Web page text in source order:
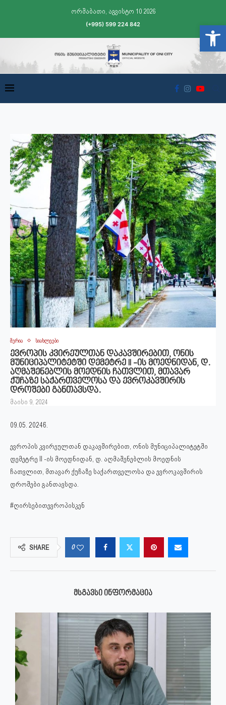
ორშაბათი, აგვისტო 10 2026
(+995) 599 224 842
მერია სიახლეები
ევროპის კვირეულთან დაკავშირებით, ონის
მუნიციპალიტეტში დემეტრე II -ის მოედნიდან, დ.
აღმაშენებლის მოედნის ჩათვლით, მთავარ
ქუჩაზე საქართველოსა და ევროკავშირის
დროშები განთავსდა.
მაისი 9, 2024
09.05. 2024წ.
ევროპის კვირეულთან დაკავშირებით, ონის მუნიციპალიტეტში
დემეტრე II -ის მოედნიდან, დ. აღმაშენებლის მოედნის
ჩათვლით, მთავარ ქუჩაზე საქართველოსა და ევროკავშირის
დროშები განთავსდა.
#ღირსებითევროპისკენ
SHARE 0
ᲛᲡᲒᲐᲕᲡᲘ ᲘᲜᲤᲝᲠᲛᲐᲪᲘᲐ